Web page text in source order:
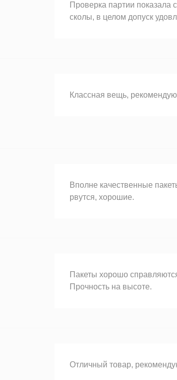
Проверка партии показала
сколы, в целом допуск
Классная вещь, рекомендую
Вполне качественные
рвутся, хорошие.
Пакеты хорошо
Прочность на высоте.
Отличный товар,